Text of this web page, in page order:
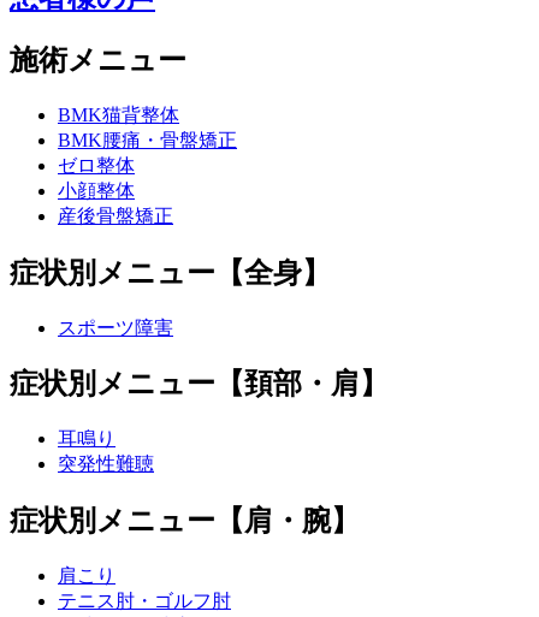
施術メニュー
BMK猫背整体
BMK腰痛・骨盤矯正
ゼロ整体
小顔整体
産後骨盤矯正
症状別メニュー【全身】
スポーツ障害
症状別メニュー【頚部・肩】
耳鳴り
突発性難聴
症状別メニュー【肩・腕】
肩こり
テニス肘・ゴルフ肘